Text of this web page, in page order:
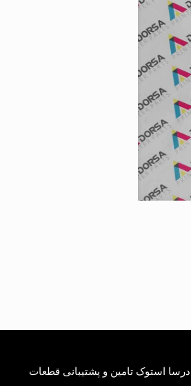
درسا استوک تامین و پشتیبانی قطعات